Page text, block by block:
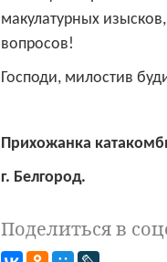
макулатурных
вопросов!
Господи, милостив
Прихожанка
г. Белгород.
Поделиться в